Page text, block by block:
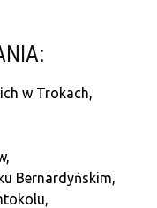
w Trokach,
Bernardyńskim,